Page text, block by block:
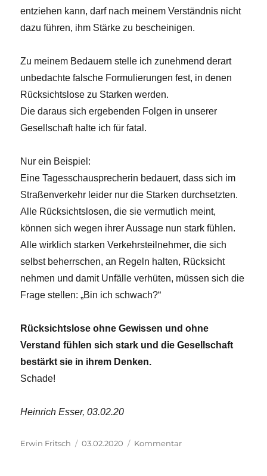
entziehen kann, darf nach meinem Verständnis nicht
dazu führen, ihm Stärke zu bescheinigen.
Zu meinem Bedauern stelle ich zunehmend derart
unbedachte falsche Formulierungen fest, in denen
Rücksichtslose zu Starken werden.
Die daraus sich ergebenden Folgen in unserer
Gesellschaft halte ich für fatal.
Nur ein Beispiel:
Eine Tagesschausprecherin bedauert, dass sich im
Straßenverkehr leider nur die Starken durchsetzten.
Alle Rücksichtslosen, die sie vermutlich meint,
können sich wegen ihrer Aussage nun stark fühlen.
Alle wirklich starken Verkehrsteilnehmer, die sich
selbst beherrschen, an Regeln halten, Rücksicht
nehmen und damit Unfälle verhüten, müssen sich die
Frage stellen: „Bin ich schwach?“
Rücksichtslose ohne Gewissen und ohne
Verstand fühlen sich stark und die Gesellschaft
bestärkt sie in ihrem Denken.
Schade!
Heinrich Esser, 03.02.20
Autor
Erwin Fritsch
Veröffentlicht
03.02.2020 Kategorien
Kommentar